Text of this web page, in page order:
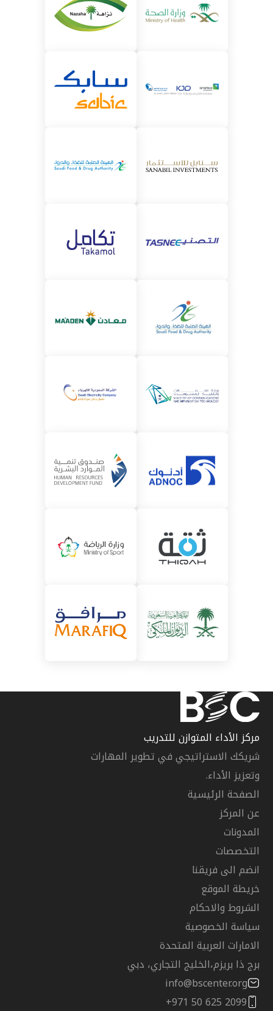
مركز الأداء المتوازن للتدريب
شريكك الاستراتيجي في تطوير المهارات
وتعزيز الأداء.
الصفحة الرئيسية
عن المركز
المدونات
التخصصات
انضم الى فريقنا
خريطة الموقع
الشروط والاحكام
سياسة الخصوصية
الامارات العربية المتحدة
برج ذا بريزم،الخليج التجاري، دبي
info@bscenter.org
+971 50 625 2099